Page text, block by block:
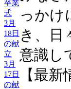
卒業
式
3月
18日
の献
立
3月
17日
の献
っかけ
き、日
意識し
【最